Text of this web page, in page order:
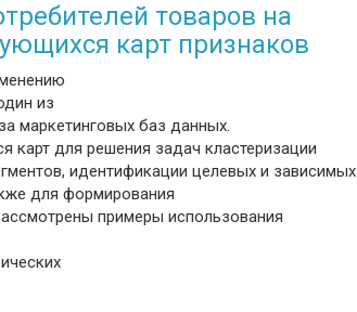
товаров на
карт признаков
из
маркетинговых баз данных.
для решения задач кластеризации
идентификации целевых и зависимых
для формирования
примеры использования